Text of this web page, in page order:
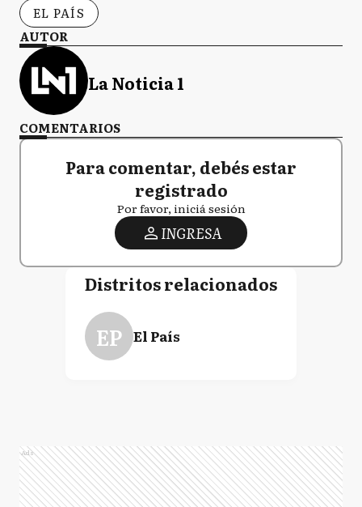
EL PAÍS
AUTOR
La Noticia 1
COMENTARIOS
Para comentar, debés estar
registrado
Por favor, iniciá sesión
INGRESA
Distritos relacionados
EP El País
Ads